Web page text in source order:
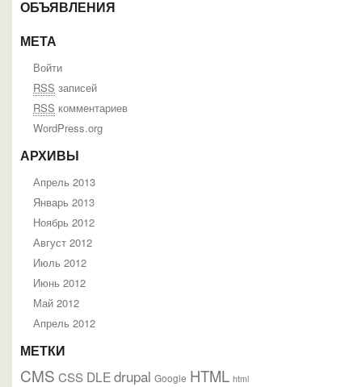
ОБЪЯВЛЕНИЯ
МЕТА
Войти
RSS записей
RSS комментариев
WordPress.org
АРХИВЫ
Апрель 2013
Январь 2013
Ноябрь 2012
Август 2012
Июль 2012
Июнь 2012
Май 2012
Апрель 2012
МЕТКИ
CMS CSS DLEdrupal Google HTML html